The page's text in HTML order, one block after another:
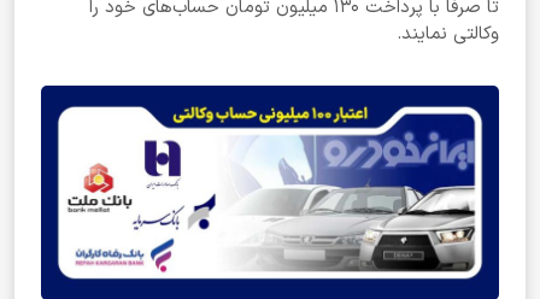
تا صرفاً با پرداخت ۱۳۰ میلیون تومان حساب‌های خود را
وکالتی نمایند.